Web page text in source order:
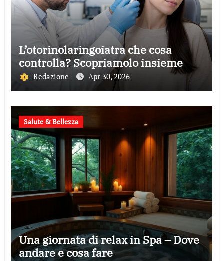
L’otorinolaringoiatra che cosa
controlla? Scopriamolo insieme
Redazione Apr 30, 2026
Salute & Bellezza
Una giornata di relax in Spa – Dove
andare e cosa fare